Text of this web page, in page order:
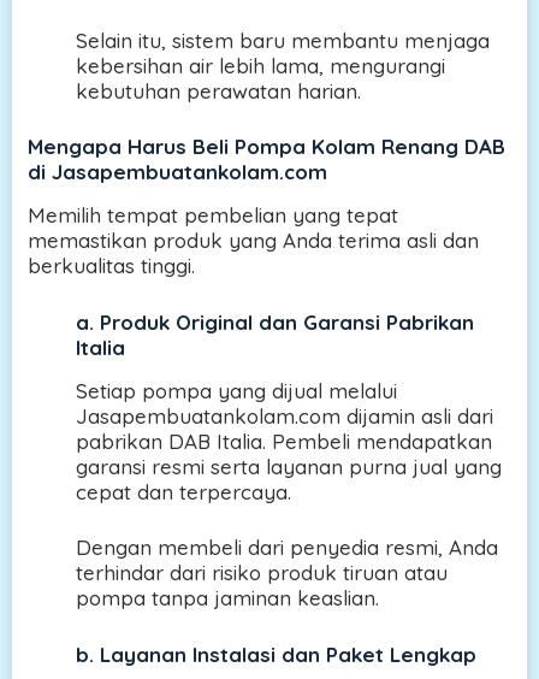
Selain itu, sistem baru membantu menjaga
kebersihan air lebih lama, mengurangi
kebutuhan perawatan harian.
Mengapa Harus Beli Pompa Kolam Renang DAB
di Jasapembuatankolam.com
Memilih tempat pembelian yang tepat
memastikan produk yang Anda terima asli dan
berkualitas tinggi.
a. Produk Original dan Garansi Pabrikan
Italia
Setiap pompa yang dijual melalui
Jasapembuatankolam.com dijamin asli dari
pabrikan DAB Italia. Pembeli mendapatkan
garansi resmi serta layanan purna jual yang
cepat dan terpercaya.
Dengan membeli dari penyedia resmi, Anda
terhindar dari risiko produk tiruan atau
pompa tanpa jaminan keaslian.
b. Layanan Instalasi dan Paket Lengkap